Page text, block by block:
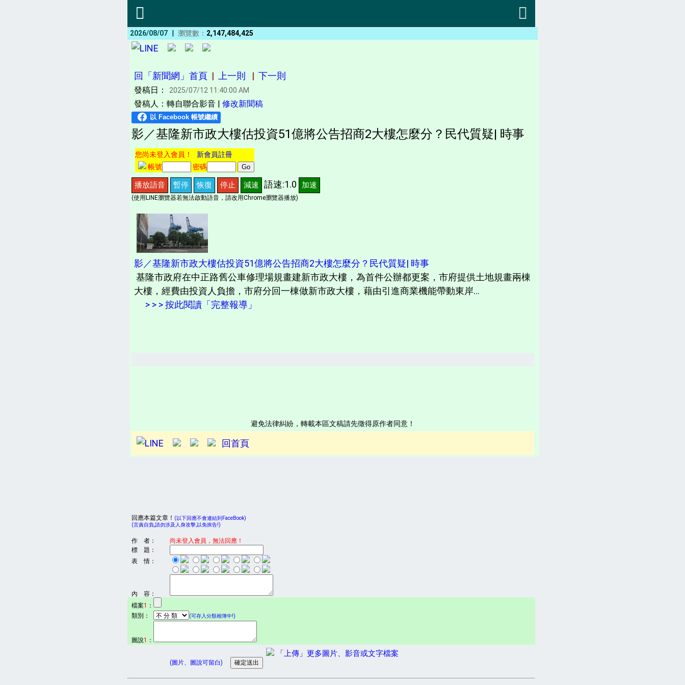
2026/08/07 | 瀏覽數： 2,147,484,425
回「新聞網」首頁 | 上一則 | 下一則
發稿日： 2025/07/12 11:40:00 AM
發稿人：轉自聯合影音 | 修改新聞稿
影／基隆新市政大樓估投資51億將公告招商2大樓怎麼分？民代質疑| 時事
您尚未登入會員！ 新會員註冊
帳號
密碼
播放語音 暫停 恢復 停止 減速 語速:1.0 加速
(使用LINE瀏覽器若無法啟動語音，請改用Chrome瀏覽器播放)
影／基隆新市政大樓估投資51億將公告招商2大樓怎麼分？民代質疑| 時事
基隆市政府在中正路舊公車修理場規畫建新市政大樓，為首件公辦都更案，市府提供土地規畫兩棟
大樓，經費由投資人負擔，市府分回一棟做新市政大樓，藉由引進商業機能帶動東岸...
> > > 按此閱讀「完整報導」
避免法律糾紛，轉載本區文稿請先徵得原作者同意！
回首頁
回應本篇文章！ (以下回應不會連結到FaceBook)
(言責自負,請勿涉及人身攻擊,以免挨告!)
作 者：
尚未登入會員，無法回應！
標 題：
表 情：
內 容：
檔案1 ：
類別：
(可存入分類相簿中!)
圖說1 ：
「上傳」更多圖片、影音或文字檔案
(圖片、圖說可留白)